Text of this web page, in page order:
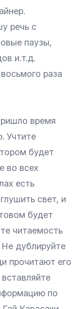
речь с
паузы,
и.т.д.
раза
время
Учтите
будет
во всех
есть
свет, и
будет
читаемость
дублируйте
прочитают его
по